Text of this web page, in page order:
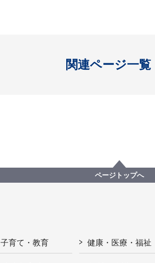
関連ページ一覧
開く
ページトップへ
子育て・教育 健康・医療・福祉